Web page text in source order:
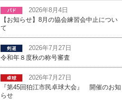
2026年8月4日
【お知らせ】8月の協会練習会中止につい
て
2026年7月27日
令和年８度秋の称号審査
2026年7月27日
『第45回狛江市民卓球大会』 開催のお知
らせ